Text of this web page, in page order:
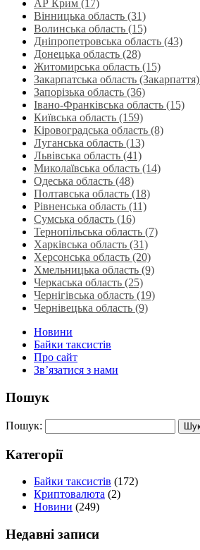
АР Крим (17)
Вінницька область (31)
Волинська область‎ (15)
Дніпропетровська область‎ (43)
Донецька область (28)
Житомирська область (15)
Закарпатська область
Запорізька область (36)
Івано-Франківська область (15)
Київська область (159)
Кіровоградська область (8)
Луганська область‎ (13)
Львівська область‎ (41)
Миколаївська область‎ (14)
Одеська область‎ (48)
Полтавська область (18)
Рівненська область‎ (11)
Сумська область‎ (16)
Тернопільська область‎ (7)
Харківська область‎ (31)
Херсонська область‎ (20)
Хмельницька область‎ (9)
Черкаська область‎ (25)
Чернігівська область (19)
Чернівецька область (9)
Новини
Байки таксистів
Про сайт
Зв’язатися з нами
Пошук
Пошук:
Категорії
Байки таксистів (172)
Криптовалюта (2)
Новини (249)
Недавні записи